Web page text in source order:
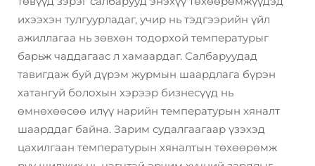
ихээхэн тулгуурладаг, учир нь тэдгээрийн үйл
ажиллагаа нь зөвхөн тодорхой температурыг
барьж чаддагаас л хамаардаг. Салбаруудад
тавигдаж буй дүрэм журмын шаардлага бүрэн
хатангуй болохын хэрээр бизнесүүд нь
өмнөхөөсөө илүү нарийн температурын хяналт
шаарддаг байна. Зарим судалгаагаар үзэхэд
цахилгаан температурын хяналтын төхөөрөмж